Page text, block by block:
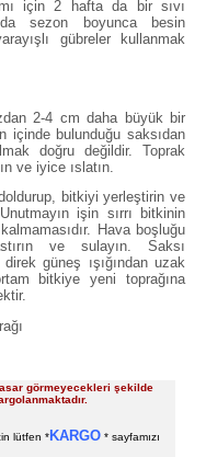
için 2 hafta da bir sıvı
da sezon boyunca besin
gübreler kullanmak
2-4 cm daha büyük bir
içinde bulunduğu saksıdan
doğru değildir. Toprak
ve iyice ıslatın.
bitkiyi yerleştirin ve
işin sırrı bitkinin
Hava boşluğu
ve sulayın. Saksı
güneş ışığından uzak
bitkiye yeni toprağına
görmeyecekleri şekilde
lütfen *KARGO* sayfamızı